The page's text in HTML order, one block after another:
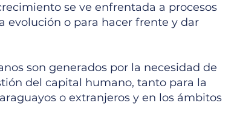
se ve enfrentada a procesos
evolución o para hacer frente y dar
son generados por la necesidad de
del capital humano, tanto para la
o extranjeros y en los ámbitos